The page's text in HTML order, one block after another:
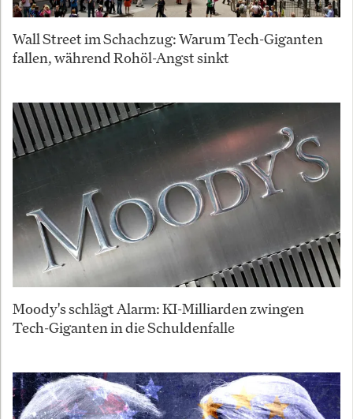
Wall Street im Schachzug: Warum Tech-Giganten
fallen, während Rohöl-Angst sinkt
Moody's schlägt Alarm: KI-Milliarden zwingen
Tech-Giganten in die Schuldenfalle